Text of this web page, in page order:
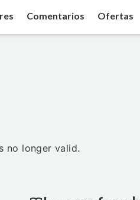
Comentarios Ofertas
no longer valid.